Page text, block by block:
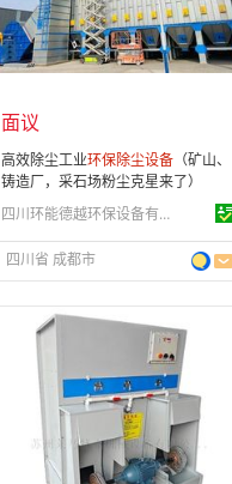
成立日期：2019-09-26
供应产品：8 条
面议
高效除尘工业环保除尘设备 （矿山、
铸造厂，采石场粉尘克星来了）
四川环能德越环保设备有限公司
四川省 成都市
会员注册： 第 1 年
经营模式： 贸易批发
成立日期：
2025-12-16